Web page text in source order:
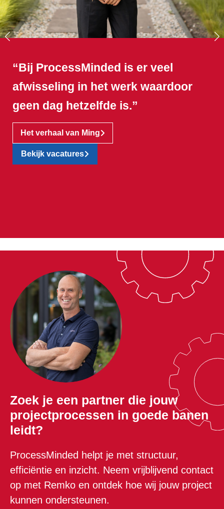
“Bij ProcessMinded is er veel
afwisseling in het werk waardoor
geen dag hetzelfde is.”
Het verhaal van Ming
Bekijk vacatures
Zoek je een partner die jouw
projectprocessen in goede banen
leidt?
ProcessMinded helpt je met structuur,
efficiëntie en inzicht. Neem vrijblijvend contact
op met Remko en ontdek hoe wij jouw project
kunnen ondersteunen.